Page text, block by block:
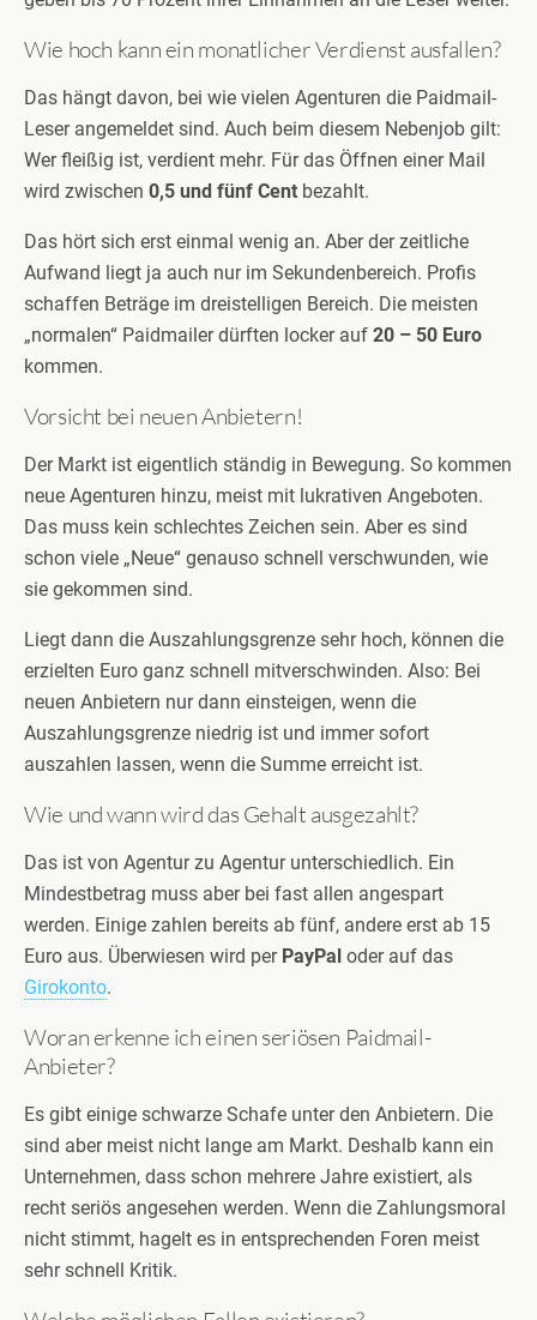
Wie hoch kann ein monatlicher Verdienst ausfallen?
Das hängt davon, bei wie vielen Agenturen die Paidmail-
Leser angemeldet sind. Auch beim diesem Nebenjob gilt:
Wer fleißig ist, verdient mehr. Für das Öffnen einer Mail
wird zwischen 0,5 und fünf Cent bezahlt.
Das hört sich erst einmal wenig an. Aber der zeitliche
Aufwand liegt ja auch nur im Sekundenbereich. Profis
schaffen Beträge im dreistelligen Bereich. Die meisten
„normalen“ Paidmailer dürften locker auf 20 – 50 Euro
kommen.
Vorsicht bei neuen Anbietern!
Der Markt ist eigentlich ständig in Bewegung. So kommen
neue Agenturen hinzu, meist mit lukrativen Angeboten.
Das muss kein schlechtes Zeichen sein. Aber es sind
schon viele „Neue“ genauso schnell verschwunden, wie
sie gekommen sind.
Liegt dann die Auszahlungsgrenze sehr hoch, können die
erzielten Euro ganz schnell mitverschwinden. Also: Bei
neuen Anbietern nur dann einsteigen, wenn die
Auszahlungsgrenze niedrig ist und immer sofort
auszahlen lassen, wenn die Summe erreicht ist.
Wie und wann wird das Gehalt ausgezahlt?
Das ist von Agentur zu Agentur unterschiedlich. Ein
Mindestbetrag muss aber bei fast allen angespart
werden. Einige zahlen bereits ab fünf, andere erst ab 15
Euro aus. Überwiesen wird per PayPal oder auf das
Girokonto.
Woran erkenne ich einen seriösen Paidmail-
Anbieter?
Es gibt einige schwarze Schafe unter den Anbietern. Die
sind aber meist nicht lange am Markt. Deshalb kann ein
Unternehmen, dass schon mehrere Jahre existiert, als
recht seriös angesehen werden. Wenn die Zahlungsmoral
nicht stimmt, hagelt es in entsprechenden Foren meist
sehr schnell Kritik.